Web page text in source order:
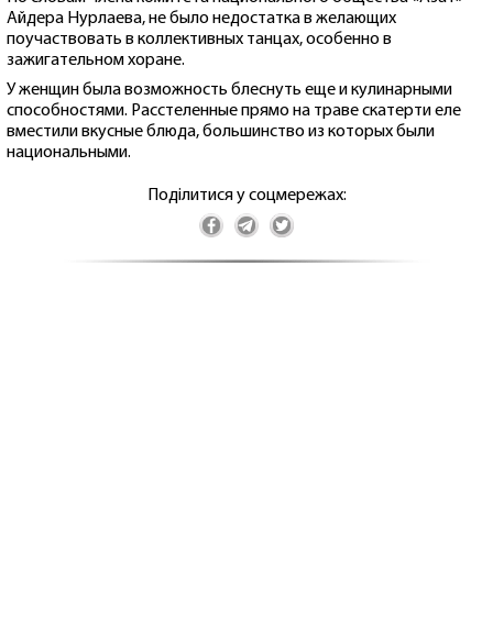
Айдера Нурлаева, не было недостатка в желающих
поучаствовать в коллективных танцах, особенно в
зажигательном хоране.
У женщин была возможность блеснуть еще и кулинарными
способностями. Расстеленные прямо на траве скатерти еле
вместили вкусные блюда, большинство из которых были
национальными.
Поділитися у соцмережах: